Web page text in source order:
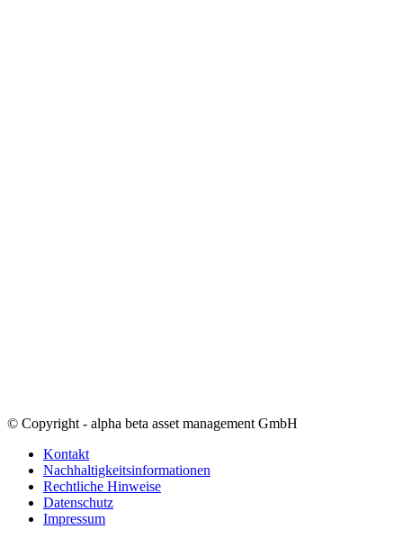
© Copyright - alpha beta asset management GmbH
Kontakt
Nachhaltigkeitsinformationen
Rechtliche Hinweise
Datenschutz
Impressum